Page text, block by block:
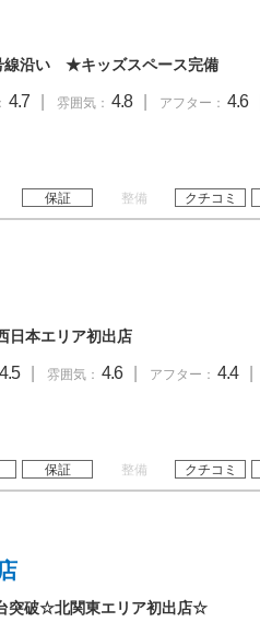
線沿い ★キッズスペース完備
4.7 雰囲気： 4.8 アフター： 4.6
保証 整備 クチコミ
本エリア初出店
4.5 雰囲気： 4.6 アフター： 4.4
保証 整備 クチコミ
突破☆北関東エリア初出店☆